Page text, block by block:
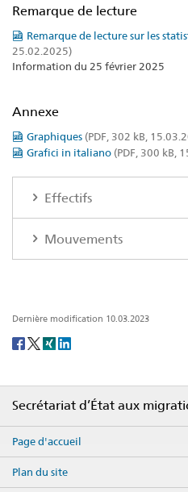
Remarque de lecture
Remarque de lecture sur les
25.02.2025)
Information du 25 février 2025
Annexe
Graphiques (PDF, 302 kB,
Grafici in italiano (PDF, 300 kB,
Effectifs
Mouvements
Dernière modification 10.03.2023
Social
Secrétariat d’État aux
Page d'accueil
Plan du site